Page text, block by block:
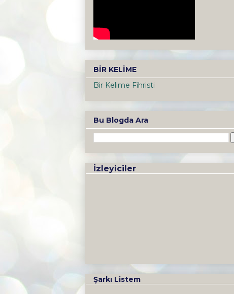
BİR KELİME
Bir Kelime Fihristi
Bu Blogda Ara
İzleyiciler
Şarkı Listem